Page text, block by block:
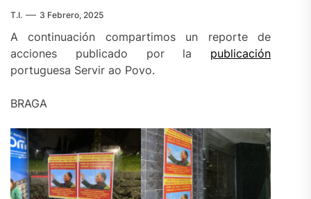
T.I. 3 Febrero, 2025
A continuación compartimos un reporte de
acciones publicado por la publicación
portuguesa Servir ao Povo.
BRAGA